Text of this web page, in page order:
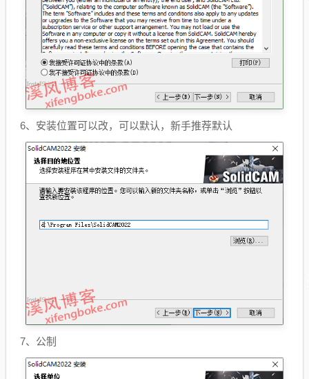
6、安装位置可以改，可以默认，新手推荐默认
7、公制